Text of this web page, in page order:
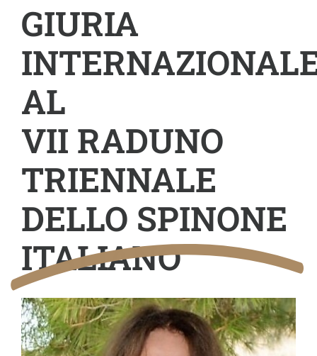
GIURIA
AL
VII RADUNO
TRIENNALE
DELLO SPINONE
ITALIANO